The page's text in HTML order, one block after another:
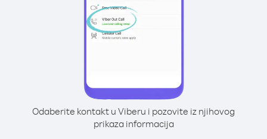
Odaberite kontakt u Viberu i pozovite iz njihovog
prikaza informacija